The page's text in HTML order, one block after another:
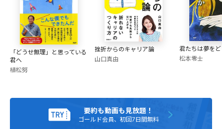
出演者
アジャコング
9月25日立川市生まれ。女子プロに憧れ1986年9月16日デビ
ュー。 裏拳・バックドロップ・垂直落下式ブレーンバスター
を得意技とし、リングで暴れまくるフリーのプロレスラーと
して活躍中！！ 一方でその人間性を多分に活かし、多面にわ
「どうせ無理」と思っている
君へ
植松努
挫折からのキャリア論
山口真由
君たちは夢を
松本零士
要約も動画も見放題！
ゴールド会員、初回7日間無料